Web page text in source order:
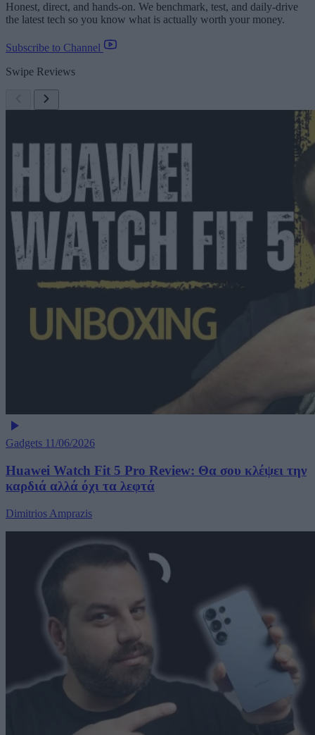
Honest, direct, and hands-on. We benchmark, test, and daily-drive
the latest tech so you know what is actually worth your money.
Subscribe to Channel
Swipe Reviews
Gadgets 11/06/2026
Huawei Watch Fit 5 Pro Review: Θα σου κλέψει την
καρδιά αλλά όχι τα λεφτά
Dimitrios Amprazis